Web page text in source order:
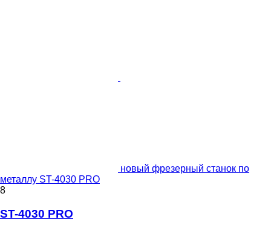
новый фрезерный станок по
металлу ST-4030 PRO
8
ST-4030 PRO